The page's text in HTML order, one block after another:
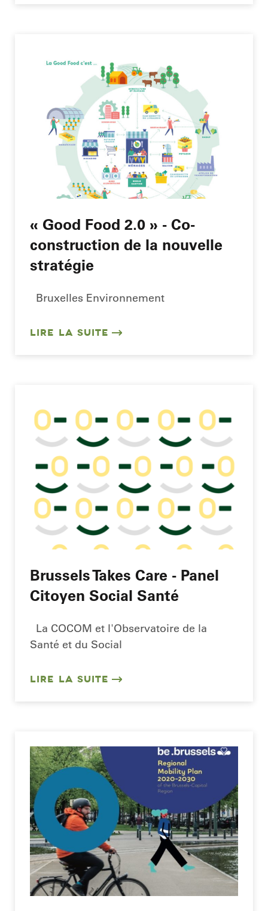
« Good Food 2.0 » - Co-
construction de la nouvelle
stratégie
Bruxelles Environnement
LIRE LA SUITE
Brussels Takes Care - Panel
Citoyen Social Santé
La COCOM et l'Observatoire de la
Santé et du Social
LIRE LA SUITE